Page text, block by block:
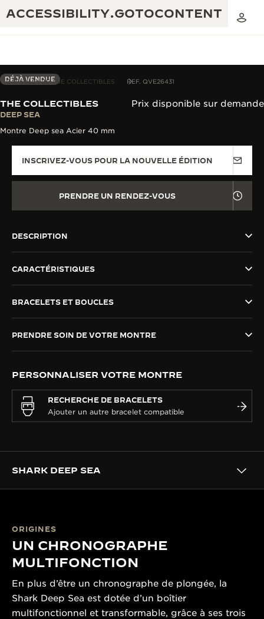
ACCESSIBILITY.GOTOCONTENT
GARANTIE JAEGER-LECOULTRE
EXPOSITION « THE PERPETUAL
REVERSO, INTEMPORELLE DEPUIS 1931
L’ODYSSÉE SIDÉRALE
LE PIONNIER DE LA PRÉCISION
CRÉATIVITÉ : PLUS DE 430 BREVETS
SAVOIR-FAIRE : 108 MÉTIERS
CAPSULE I DE THE COLLECTIBLES REF. QVE26431
DÉJÀ VENDUE
THE COLLECTIBLES
DEEP SEA
Prix disponible sur demande
Montre Deep sea Acier 40 mm
INSCRIVEZ-VOUS POUR LA NOUVELLE ÉDITION
PRENDRE UN RENDEZ-VOUS
DESCRIPTION
CARACTÉRISTIQUES
BRACELETS ET BOUCLES
PRENDRE SOIN DE VOTRE MONTRE
PERSONNALISER VOTRE MONTRE
RECHERCHE DE BRACELETS
SHARK DEEP SEA
ORIGINES
UN CHRONOGRAPHE
MULTIFONCTION
En plus d’être un chronographe de plongée, la
Shark Deep Sea est dotée d’un boîtier
multifonctionnel et transformable, grâce à ses trois